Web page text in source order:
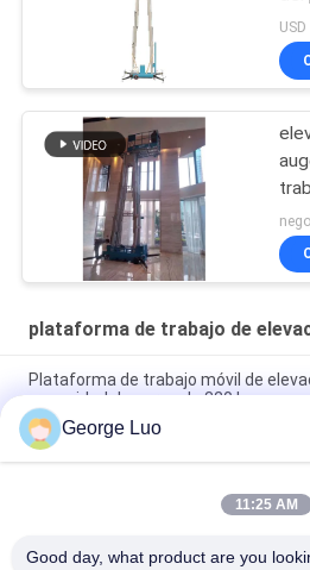
M
de
plataforma de trabajo de
Plataforma de trabajo móvil de
capacidad de carga de 320 kg
Plataforma de elevación de tijeras de
Plataforma de elevación de tijeras
Plataforma de trabajo de elevación
George Luo
11:25 AM
Good day, what product are you